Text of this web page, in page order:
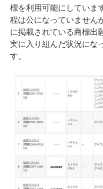
標を利用可能にしていま
程は公になっていません
に掲載されている商標出
実に入り組んだ状況にな
す。